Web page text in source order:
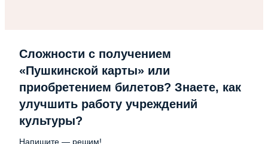
Сложности с получением
«Пушкинской карты» или
приобретением билетов? Знаете, как
улучшить работу учреждений
культуры?
Напишите — решим!